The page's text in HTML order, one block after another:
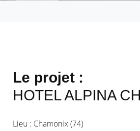
Le projet :
HOTEL ALPINA
Lieu : Chamonix (74)